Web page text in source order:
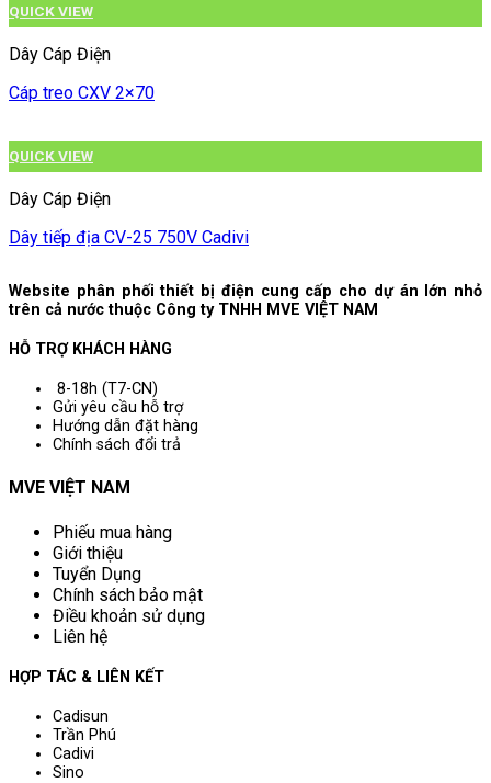
QUICK VIEW
Dây Cáp Điện
Cáp treo CXV 2×70
QUICK VIEW
Dây Cáp Điện
Dây tiếp địa CV-25 750V Cadivi
Website phân phối thiết bị điện cung cấp cho dự án lớn nhỏ
trên cả nước thuộc Công ty TNHH MVE VIỆT NAM
HỖ TRỢ KHÁCH HÀNG
8-18h (T7-CN)
Gửi yêu cầu hỗ trợ
Hướng dẫn đặt hàng
Chính sách đổi trả
MVE VIỆT NAM
Phiếu mua hàng
Giới thiệu
Tuyển Dụng
Chính sách bảo mật
Điều khoản sử dụng
Liên hệ
HỢP TÁC & LIÊN KẾT
Cadisun
Trần Phú
Cadivi
Sino